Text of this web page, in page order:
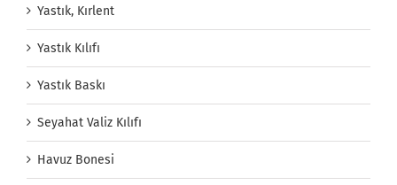
Yastık, Kırlent
Yastık Kılıfı
Yastık Baskı
Seyahat Valiz Kılıfı
Havuz Bonesi